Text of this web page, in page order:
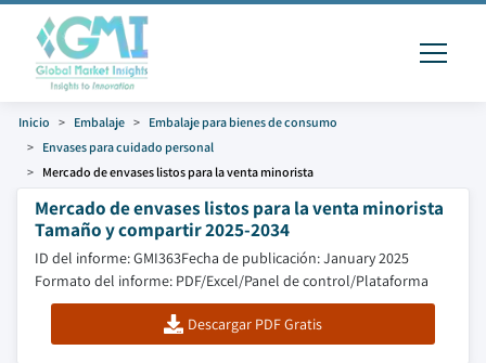
Inicio Embalaje
Embalaje para bienes de consumo
Envases para cuidado personal
Mercado de envases listos para la venta minorista
Mercado de envases listos para la venta minorista
Tamaño y compartir 2025-2034
ID del informe: GMI363Fecha de publicación: January 2025
Formato del informe: PDF/Excel/Panel de control/Plataforma
Descargar PDF Gratis